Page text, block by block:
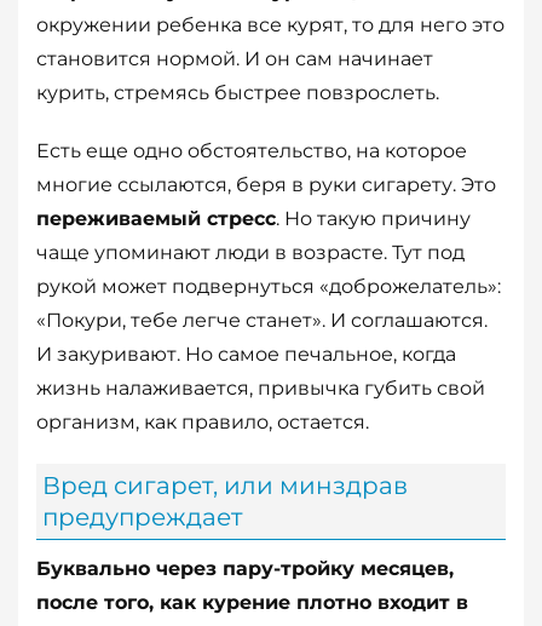
окружении ребенка все курят, то для него это
становится нормой. И он сам начинает
курить, стремясь быстрее повзрослеть.
Есть еще одно обстоятельство, на которое
многие ссылаются, беря в руки сигарету. Это
переживаемый стресс. Но такую причину
чаще упоминают люди в возрасте. Тут под
рукой может подвернуться «доброжелатель»:
«Покури, тебе легче станет». И соглашаются.
И закуривают. Но самое печальное, когда
жизнь налаживается, привычка губить свой
организм, как правило, остается.
Вред сигарет, или минздрав
предупреждает
Буквально через пару-тройку месяцев,
после того, как курение плотно входит в